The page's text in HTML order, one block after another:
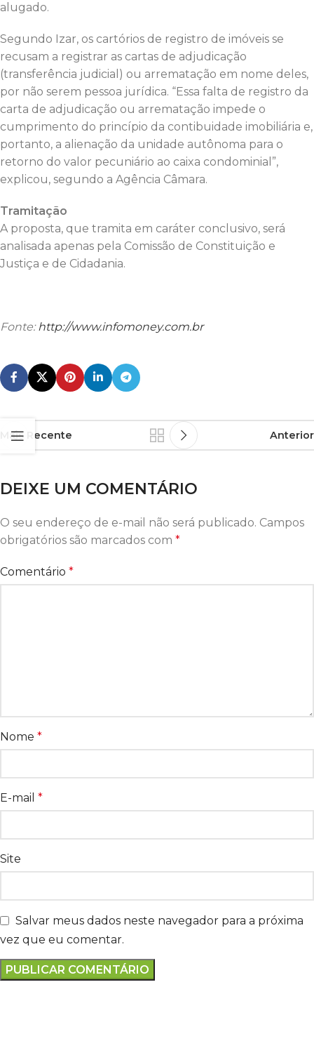
alugado.
Segundo Izar, os cartórios de registro de imóveis se
recusam a registrar as cartas de adjudicação
(transferência judicial) ou arrematação em nome deles,
por não serem pessoa jurídica. “Essa falta de registro da
carta de adjudicação ou arrematação impede o
cumprimento do princípio da contibuidade imobiliária e,
portanto, a alienação da unidade autônoma para o
retorno do valor pecuniário ao caixa condominial”,
explicou, segundo a Agência Câmara.
Tramitação
A proposta, que tramita em caráter conclusivo, será
analisada apenas pela Comissão de Constituição e
Justiça e de Cidadania.
Fonte:http://www.infomoney.com.br
Mais Recente Anterior
DEIXE UM COMENTÁRIO
O seu endereço de e-mail não será publicado. Campos
obrigatórios são marcados com *
Comentário *
Nome *
E-mail *
Site
Salvar meus dados neste navegador para a próxima
vez que eu comentar.